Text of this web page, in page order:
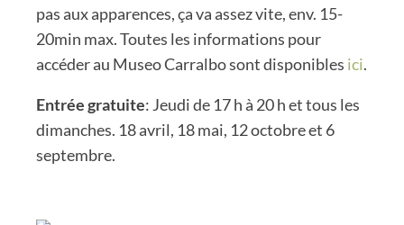
pas aux apparences, ça va assez vite, env. 15-
20min max. Toutes les informations pour
accéder au Museo Carralbo sont disponibles ici.
Entrée gratuite: Jeudi de 17 h à 20 h et tous les
dimanches. 18 avril, 18 mai, 12 octobre et 6
septembre.